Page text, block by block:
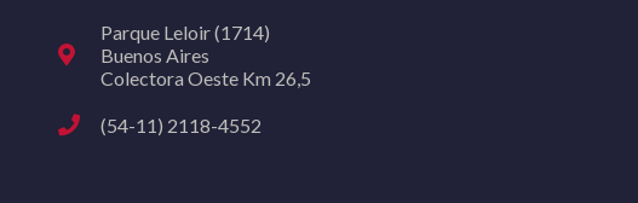
Parque Leloir (1714)
Buenos Aires
Colectora Oeste Km 26,5
(54-11) 2118-4552